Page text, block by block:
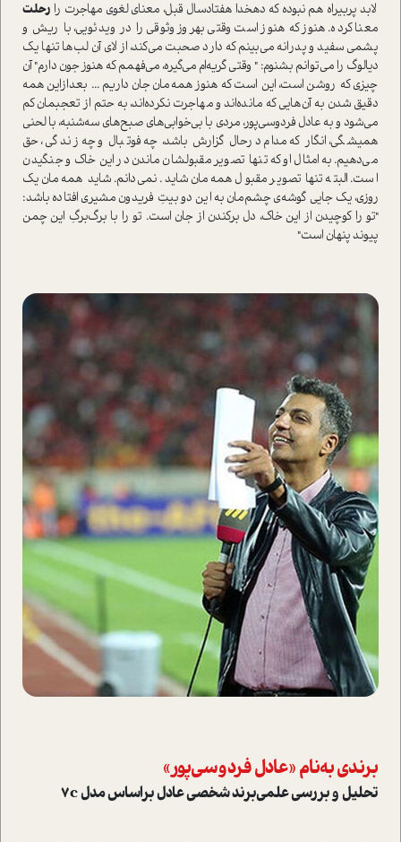
لابد پربیراه هم نبوده که دهخدا هفتادسال قبل، معنای لغوی مهاجرت را رحلت
معنا کرده. هنوز که هنوز ا‌ست وقتی بهروز وثوقی را در ویدئویی، با ریش و
پشمی سفید و پدرانه می‌بینم که دارد صحبت می‌کند، از لای آن‌ لب‌ها تنها یک
دیالوگ را می‌توانم بشنوم: " وقتی گریه‌ام می‌گیره، می‌فهمم که هنوز جون دارم" آن
چیزی که روشن ا‌ست، این ا‌ست که هنوز همه‌مان جان داریم ... بعدازاین همه
دقیق شدن به آن‌هایی که مانده‌اند و مهاجرت نکرده‌اند، به حتم از تعجبمان کم
می‌شود و به عادل فردوسی‌پور، مردی با بی‌خوابی‌های صبح‌های سه‌شنبه، با لحنی
همیشگی، انگار که مدام در‌حال گزارش باشد، چه فوتبال و چه زندگی‌، حق
می‌دهیم. به امثال او که تنها تصویر مقبولشان ماندن در این خاک و جنگیدن
ا‌ست. البته تنها تصویر مقبول همه‌مان شاید. نمی‌دانم. شاید همه‌مان یک
روزی، یک‌ جایی گوشه‌ی چشم‌مان به این دو بیتِ فریدون مشیری افتاده باشد:
"تو را کوچیدن از این خاک، دل برکندن از جان ا‌ست. تو را با برگ‌برگِ این چمن
پیوند پنهان ا‌ست"
برندی به‌نام «عادل فردوسی‌پور»
تحلیل و بررسی علمی‌برند شخصی عادل بر‌اساس مدل 7c